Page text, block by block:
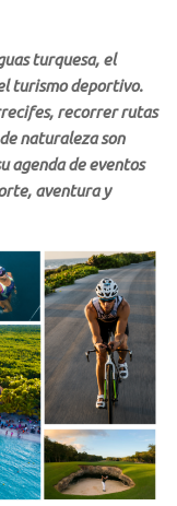
turquesa, el
turismo deportivo.
recorrer rutas
naturaleza son
agenda de eventos
aventura y